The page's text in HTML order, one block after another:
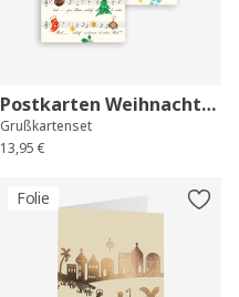
Postkarten Weihnachtsmusik
Grußkartenset
13,95 €
Folie